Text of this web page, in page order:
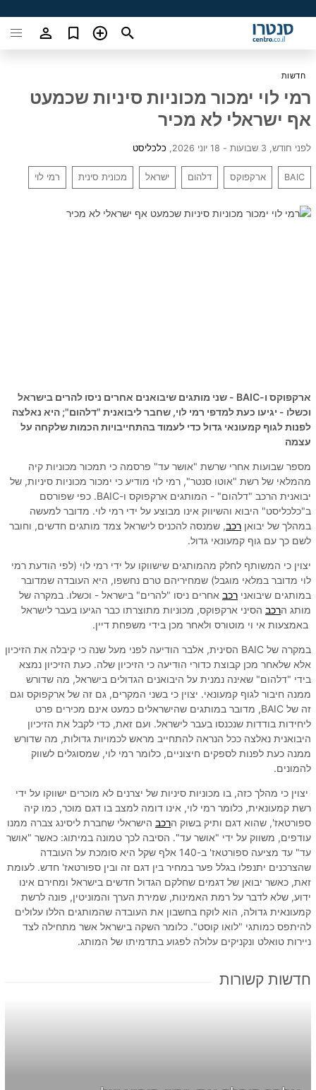
חדשות
רמי לוי ימכור מכוניות סיניות שכמעט
אף ישראלי לא מכיר
לפני חודש, 3 שבועות - 18 יוני 2026 כלכליסט
BAIC ארקפוקס דלהום ישראל מכונית סינית רמי לוי
ארקפוקס ו-BAIC - שני מותגים שיבואנים אחרים ניסו להרים בישראל
וכשלו - יגיעו כעת למדפי רמי לוי, שחבר ליבואנית "דלהום"; היא נאלצה
לפנות לגוף קמעונאי גדול כדי לעמוד בהתחייבויות הכמות שלקחה על
עצמה
מספר שבועות אחרי שרשת "אושר עד" פרסמה כי תמכור מכוניות קיה
מהמלאי של רשת "אוטו סנטר", רמי לוי מודיע כי ימכור מכוניות סיניות, של
יבואנית הרכב "דלהום" - המותגים ארקפוקס ו-BAIC. כפי שפורסם
ב"כלכליסט" היבוא והשיווק אינו מבוצע על ידי רמי לוי. מדובר למעשה
במהלך של יבואן רכב, שמנסה להכניס לישראל צמד מותגים חדשים, וחובר
לשם כך עם גוף קמעונאי גדול.
יצוין כי המשותף לחלק מהמותגים שישווקו על ידי רמי לוי (לפי הודעת רמי
לוי מדובר במלאי מוגבל) שמחיריהם טרם נחשפו, היא העובדה שמדובר
במותגים שיבואני רכב אחרים ניסו "להרים" בישראל - וכשלו. במקרה של
מותג הרכב הסיני ארקפוקס, מכוניות מתוצרתו כבר הגיעו בעבר לישראל
באמצעות אי וי מוטורס ולאחר מכן בידי משפחת דיין.
במקרה של BAIC הסינית, אלבר הודיעה לפני מעל שנה כי קיבלה את הזיכיון
אלא שלאחר מכן קבוצת כדורי הודיעה כי הזיכיון שלה. כעת הזיכיון נמצא
בידי "דלהום" שאינה נמנית על היבואנים הגדולים בישראל, מה שדורש
ממנה חיבור לגוף קמעונאי. יצוין כי בשני המקרים, גם זה של ארקפוקס וגם
זה של BAIC, מדובר במותגים שהישראלים כמעט אינם מכירים פרט
ליחידות בודדות שנכנסו בעבר לישראל. ועם זאת, כדי לקבל את הזיכיון
היבואנית נאלצה ככל הנראה להתחייב מראש לכמויות גדולות, מה שדורש
ממנה כעת לפנות לספקים חיצוניים, כלומר רמי לוי, שמסוגלים לשווק
להמונים.
יצוין כי מהלך כזה, בו מכוניות סיניות של יצרנים לא מוכרים ישווקו על ידי
רשת קמעונאית, כלומר רמי לוי, אינו דומה למצב בו דגם מוכר, כמו קיה
ספורטאז', שהוא דגם ותיק בשוק הרכב הישראלי שחברת ליסינג צברה ממנו
עודפים, משווק על ידי "אושר עד". הסיבה לכך טמונה במיתוג: כאשר "אושר
עד" עד מציעה ספורטאז' ב-140 אלף שקל היא סומכת על העובדה
שהצרכנים יתנפלו בגלל פער במחיר בין דגם זה ובין ספורטאז' חדש. לעומת
זאת, כאשר יבואן של דגמים שחלקם הגדול חדשים בישראל ומחירם אינו
ידוע, שלא לדבר על רמת האמינות, שמירת הערך והמוניטין, פונה לרשת
קמעונאית גדולה, הוא לוקח בחשבון את העובדה שהמותגים הללו עלולים
להיתפס כמותגי "לואו קוסט". כלומר השקה בישראל אשר מתחילה לצד
ניירות טואלט ונקניקים עלולה לפגוע בתדמיתו של המותג.
חדשות קשורות